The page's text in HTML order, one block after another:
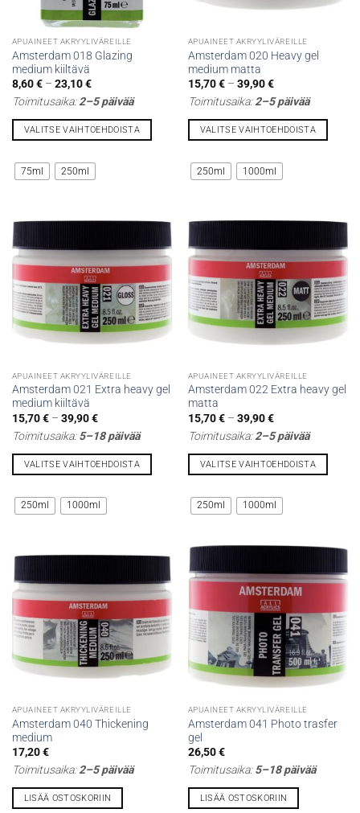
APUAINEET AKRYYLIVÄREILLE
Amsterdam 018 Glazing
medium kiiltävä
8,60€ – 23,10€Hintaluokka:
-
Toimitusaika:2–5 päivää
VALITSE VAIHTOEHDOISTA
tuotteella
on
Voit
tehdä
valinnat
tuotteen
sivulla.
75ml 250ml
APUAINEET AKRYYLIVÄREILLE
Amsterdam 020 Heavy gel
medium matta
15,70€ – 39,90€Hintaluokka:
-
Toimitusaika:2–5 päivää
VALITSE VAIHTOEHDOISTA
tuotteella
on
tehdä
tuotteen
sivulla.
250ml 1000ml
APUAINEET AKRYYLIVÄREILLE
Amsterdam 021 Extra heavy gel
medium kiiltävä
15,70€ – 39,90€Hintaluokka:
-
Toimitusaika:5–18 päivää
VALITSE VAIHTOEHDOISTA
tuotteella
on
Voit
tehdä
valinnat
tuotteen
sivulla.
250ml 1000ml
APUAINEET AKRYYLIVÄREILLE
Amsterdam 022 Extra heavy gel
matta
15,70€ – 39,90€Hintaluokka:
-
Toimitusaika:2–5 päivää
VALITSE VAIHTOEHDOISTA
tuotteella
on
muunnelma.
Voit
tehdä
tuotteen
sivulla.
250ml 1000ml
APUAINEET AKRYYLIVÄREILLE
Amsterdam 040 Thickening
medium
17,20€
Toimitusaika:2–5 päivää
LISÄÄ OSTOSKORIIN
APUAINEET AKRYYLIVÄREILLE
Amsterdam 041 Photo trasfer
gel
26,50€
Toimitusaika:5–18 päivää
LISÄÄ OSTOSKORIIN